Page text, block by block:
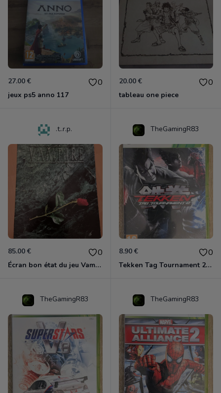
27.00 € 0
jeux ps5 anno 117
20.00 € 0
tableau one piece
.t..r.p.
85.00 € 0
Écran bon état du jeu Vampire et livre de règles « la mascarade » état d’usage
TheGamingR83
8.90 € 0
Tekken Tag Tournament 2 Xbox 360
TheGamingR83 TheGamingR83